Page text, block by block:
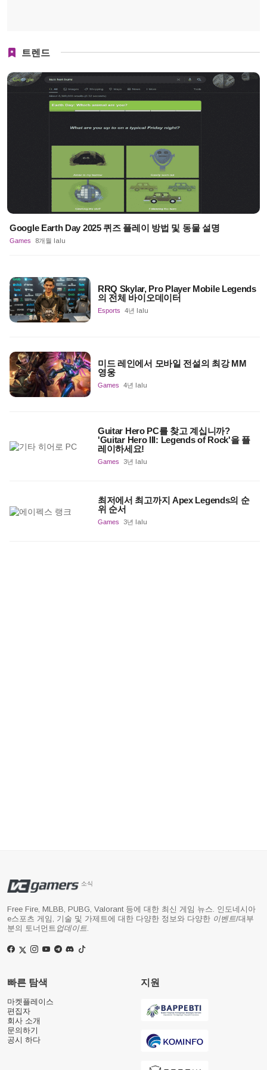
트렌드
Google Earth Day 2025 퀴즈 플레이 방법 및 동물 설명
Games 8개월 lalu
RRQ Skylar, Pro Player Mobile Legends
의 전체 바이오데이터
Esports 4년 lalu
미드 레인에서 모바일 전설의 최강 MM
영웅
Games 4년 lalu
Guitar Hero PC를 찾고 계십니까?
'Guitar Hero III: Legends of Rock'을 플
레이하세요!
Games 3년 lalu
최저에서 최고까지 Apex Legends의 순
위 순서
Games 3년 lalu
소식
Free Fire, MLBB, PUBG, Valorant 등에 대한 최신 게임 뉴스. 인도네시아
e스포츠 게임, 기술 및 가제트에 대한 다양한 정보와 다양한 이벤트/대부
분의 토너먼트 업데이트
빠른 탐색
마켓플레이스
편집자
회사 소개
문의하기
공시 하다
지원